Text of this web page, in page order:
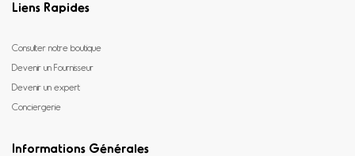
Liens Rapides
Consulter notre boutique
Devenir un Fournisseur
Devenir un expert
Conciergerie
Informations Générales